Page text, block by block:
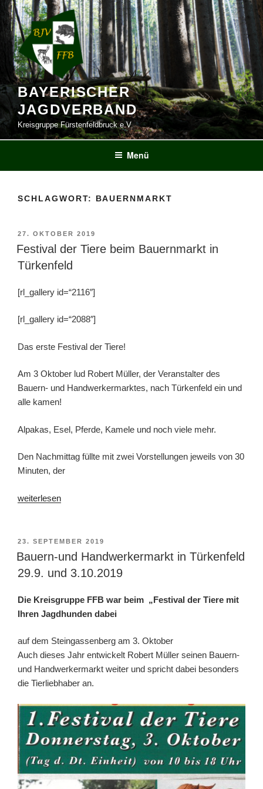
Zum
Inhalt
springen
BAYERISCHER
JAGDVERBAND
Kreisgruppe Fürstenfeldbruck e.V.
Menü
SCHLAGWORT: BAUERNMARKT
VERÖFFENTLICHT
AM
27. OKTOBER 2019
Festival der Tiere beim Bauernmarkt in
Türkenfeld
[rl_gallery id=“2116″]
[rl_gallery id=“2088″]
Das erste Festival der Tiere!
Am 3 Oktober lud Robert Müller, der Veranstalter des
Bauern- und Handwerkermarktes, nach Türkenfeld ein und
alle kamen!
Alpakas, Esel, Pferde, Kamele und noch viele mehr.
Den Nachmittag füllte mit zwei Vorstellungen jeweils von 30
Minuten, der
„Festival
beim
Bauernmarkt
in
weiterlesen
VERÖFFENTLICHT
AM
23. SEPTEMBER 2019
Bauern-und Handwerkermarkt in Türkenfeld
29.9. und 3.10.2019
Die Kreisgruppe FFB war beim „Festival der Tiere mit
Ihren Jagdhunden dabei
auf dem Steingassenberg am 3. Oktober
Auch dieses Jahr entwickelt Robert Müller seinen Bauern-
und Handwerkermarkt weiter und spricht dabei besonders
die Tierliebhaber an.